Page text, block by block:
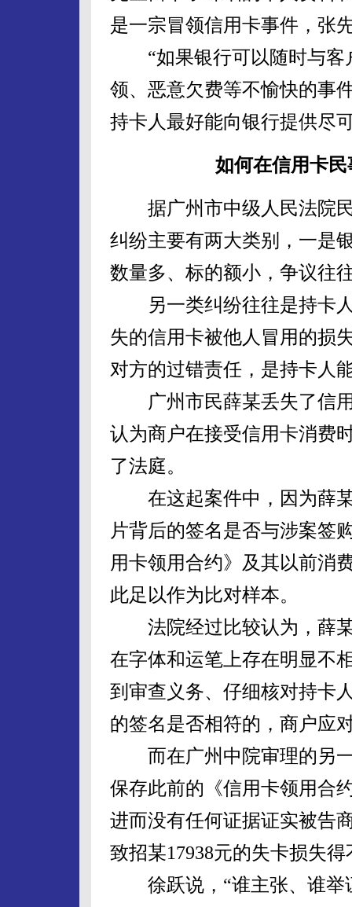
是一宗冒领信用卡事件，张
“如果银行可以随时与客
领、恶意欠费等不愉快的事
持卡人最好能向银行提供尽
如何在信用卡
据广州市中级人民法院民
纠纷主要有两大类别，一是
数量多、标的额小，争议往
另一类纠纷往往是持卡人
失的信用卡被他人冒用的损
对方的过错责任，是持卡人
广州市民薛某丢失了信用
认为商户在接受信用卡消费
了法庭。
在这起案件中，因为薛某
片背后的签名是否与涉案签
用卡领用合约》及其以前消
此足以作为比对样本。
法院经过比较认为，薛某
在字体和运笔上存在明显不
到审查义务、仔细核对持卡
的签名是否相符的，商户应
而在广州中院审理的另一
保存此前的《信用卡领用合
进而没有任何证据证实被告
致招某17938元的失卡损失
徐跃说，“谁主张、谁举